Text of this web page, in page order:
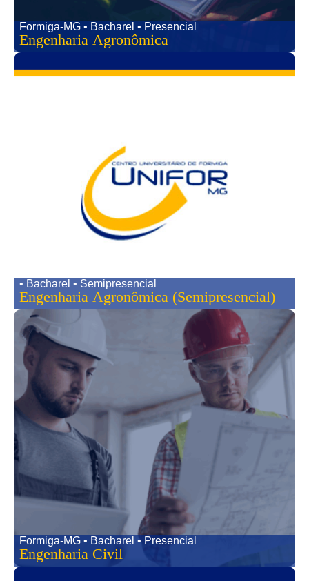
Formiga-MG • Bacharel • Presencial
Engenharia Agronômica
• Bacharel • Semipresencial
Engenharia Agronômica (Semipresencial)
Formiga-MG • Bacharel • Presencial
Engenharia Civil